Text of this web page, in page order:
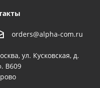
orders@alpha-com.ru
ул. Кусковская, д.
В609